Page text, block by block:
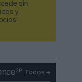
sin
y
2P Todos